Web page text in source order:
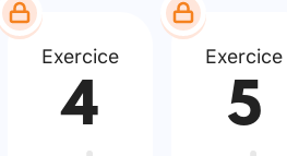
Exercice
4
Exercice
5